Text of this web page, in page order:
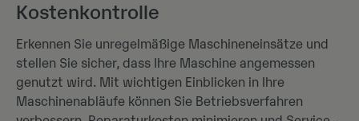
Kostenkontrolle
Erkennen Sie unregelmäßige Maschineneinsätze und
stellen Sie sicher, dass Ihre Maschine angemessen
genutzt wird. Mit wichtigen Einblicken in Ihre
Maschinenabläufe können Sie Betriebsverfahren